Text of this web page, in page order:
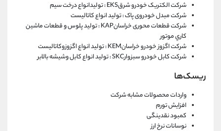
شرکت الکتریک خودرو شرقEKS : تولیدانواع درخت سیم
شرکت مبدل خودروی پاک : تولید انواع کاتالیست
شرکت قطعات محوری خراسانKAP : تولید پلوس و قطعات ماشين
كاري موتور
شرکت اگزوز خودرو خراسانKEM : تولید انواع اگزوزوکاتالیست
شرکت کابل خودرو سبزوارSKC : تولید انواع کابل وشیشه بالابر
ریسک‌ها
واردات محصولات مشابه شرکت
افزایش تورم
کمبود نقدینگی
نوسانات نرخ ارز